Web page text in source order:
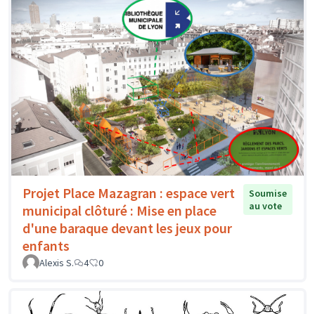
Projet Place Mazagran : espace vert
municipal clôturé : Mise en place
d'une baraque devant les jeux pour
enfants
Soumise
au vote
Alexis S. 4 0